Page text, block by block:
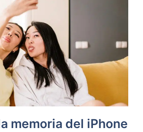
memoria del iPhone